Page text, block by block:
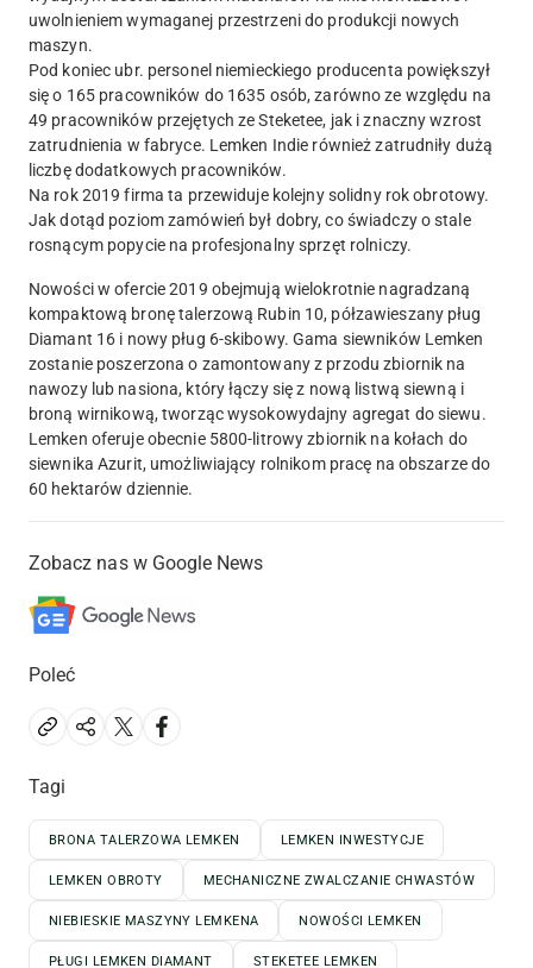
uwolnieniem wymaganej przestrzeni do produkcji nowych
maszyn.
Pod koniec ubr. personel niemieckiego producenta powiększył
się o 165 pracowników do 1635 osób, zarówno ze względu na
49 pracowników przejętych ze Steketee, jak i znaczny wzrost
zatrudnienia w fabryce. Lemken Indie również zatrudniły dużą
liczbę dodatkowych pracowników.
Na rok 2019 firma ta przewiduje kolejny solidny rok obrotowy.
Jak dotąd poziom zamówień był dobry, co świadczy o stale
rosnącym popycie na profesjonalny sprzęt rolniczy.
Nowości w ofercie 2019 obejmują wielokrotnie nagradzaną
kompaktową bronę talerzową Rubin 10, półzawieszany pług
Diamant 16 i nowy pług 6-skibowy. Gama siewników Lemken
zostanie poszerzona o zamontowany z przodu zbiornik na
nawozy lub nasiona, który łączy się z nową listwą siewną i
broną wirnikową, tworząc wysokowydajny agregat do siewu.
Lemken oferuje obecnie 5800-litrowy zbiornik na kołach do
siewnika Azurit, umożliwiający rolnikom pracę na obszarze do
60 hektarów dziennie.
Zobacz nas w Google News
Poleć
Tagi
BRONA TALERZOWA LEMKEN LEMKEN INWESTYCJE
LEMKEN OBROTY MECHANICZNE ZWALCZANIE CHWASTÓW
NIEBIESKIE MASZYNY LEMKENA NOWOŚCI LEMKEN
PŁUGI LEMKEN DIAMANT STEKETEE LEMKEN